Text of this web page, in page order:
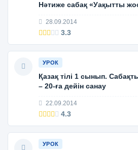
Нәтиже сабақ «Уақытты
28.09.2014
3.3
УРОК
Қазақ тілі 1 сынып.
– 20-ға дейін санау
22.09.2014
4.3
УРОК